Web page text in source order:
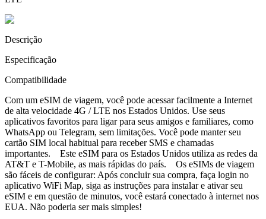
Descrição
Especificação
Compatibilidade
Com um eSIM de viagem, você pode acessar facilmente a Internet
de alta velocidade 4G / LTE nos Estados Unidos. Use seus
aplicativos favoritos para ligar para seus amigos e familiares, como
WhatsApp ou Telegram, sem limitações. Você pode manter seu
cartão SIM local habitual para receber SMS e chamadas
importantes. Este eSIM para os Estados Unidos utiliza as redes da
AT&T e T-Mobile, as mais rápidas do país. Os eSIMs de viagem
são fáceis de configurar: Após concluir sua compra, faça login no
aplicativo WiFi Map, siga as instruções para instalar e ativar seu
eSIM e em questão de minutos, você estará conectado à internet nos
EUA. Não poderia ser mais simples!